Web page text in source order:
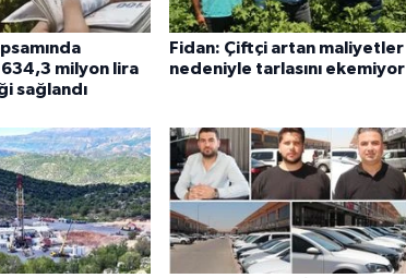
milyon lira
sağlandı
Fidan: Çiftçi artan maliyetler
nedeniyle tarlasını ekemiyor